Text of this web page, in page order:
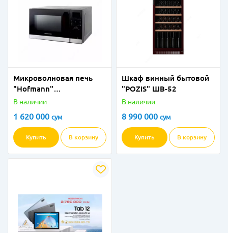
Микроволновая печь
"Hofmann"
MW823DHBK/HF (Темно-
В наличии
1 620 000 сум
Купить В корзину
Шкаф винный бытовой
"POZIS" ШВ-52
В наличии
8 990 000 сум
Купить В корзину